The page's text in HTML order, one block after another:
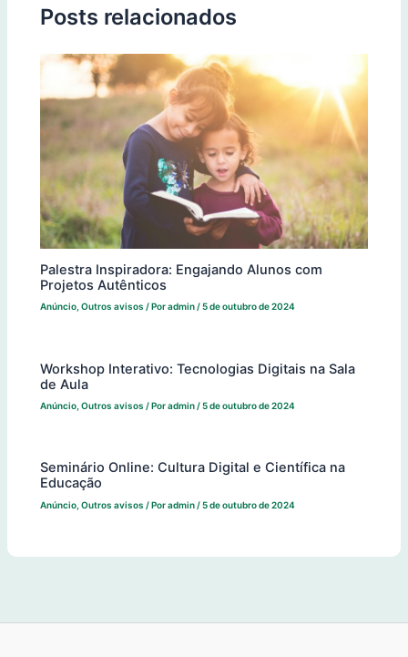
Posts relacionados
Palestra Inspiradora: Engajando Alunos com
Projetos Autênticos
Anúncio ,Outros avisos / Poradmin/5 de outubro de 2024
Workshop Interativo: Tecnologias Digitais na Sala
de Aula
Anúncio ,Outros avisos / Poradmin/5 de outubro de 2024
Seminário Online: Cultura Digital e Científica na
Educação
Anúncio ,Outros avisos / Poradmin/5 de outubro de 2024